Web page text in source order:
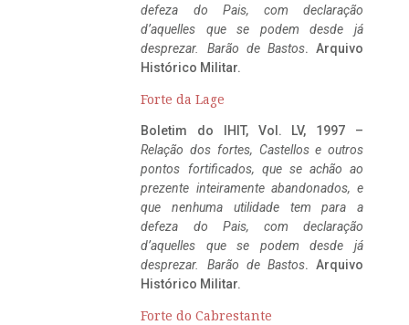
defeza do Pais, com declaração
d’aquelles que se podem desde já
desprezar. Barão de Bastos. Arquivo
Histórico Militar.
Forte da Lage
Boletim do IHIT, Vol. LV, 1997 –
Relação dos fortes, Castellos e outros
pontos fortificados, que se achão ao
prezente inteiramente abandonados, e
que nenhuma utilidade tem para a
defeza do Pais, com declaração
d’aquelles que se podem desde já
desprezar. Barão de Bastos. Arquivo
Histórico Militar.
Forte do Cabrestante